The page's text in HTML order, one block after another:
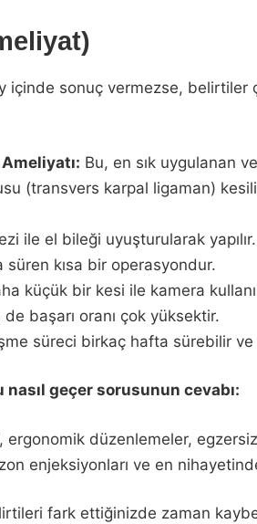
içinde sonuç vermezse,
Bu, en sık uygulanan
(transvers karpal ligaman)
ile el bileği uyuşturularak yapılır.
süren kısa bir operasyondur.
küçük bir kesi ile kamera
başarı oranı çok yüksektir.
süreci birkaç hafta sürebilir
geçer sorusunun cevabı:
ergonomik düzenlemeler,
enjeksiyonları ve en
fark ettiğinizde zaman